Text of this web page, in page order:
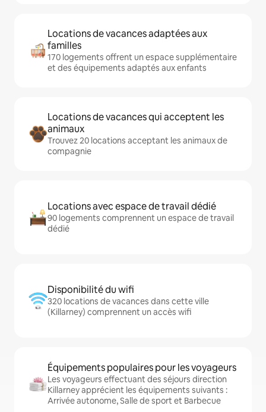
Locations de vacances adaptées aux
familles
170 logements offrent un espace supplémentaire
et des équipements adaptés aux enfants
Locations de vacances qui acceptent les
animaux
Trouvez 20 locations acceptant les animaux de
compagnie
Locations avec espace de travail dédié
90 logements comprennent un espace de travail
dédié
Disponibilité du wifi
320 locations de vacances dans cette ville
(Killarney) comprennent un accès wifi
Équipements populaires pour les voyageurs
Les voyageurs effectuant des séjours direction
Killarney apprécient les équipements suivants :
Arrivée autonome, Salle de sport et Barbecue